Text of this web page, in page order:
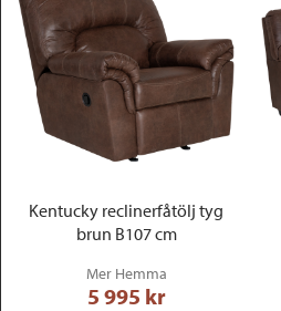
Kentucky reclinerfåtölj tyg
brun B107 cm
Mer Hemma
5 995 kr